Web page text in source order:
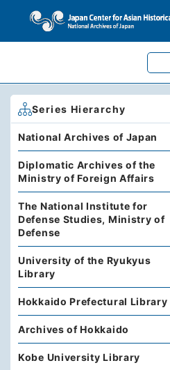
Series Hierarchy
National Archives of Japan
Diplomatic Archives of the
Ministry of Foreign Affairs
The National Institute for
Defense Studies, Ministry of
Defense
University of the Ryukyus
Library
Hokkaido Prefectural Library
Archives of Hokkaido
Kobe University Library